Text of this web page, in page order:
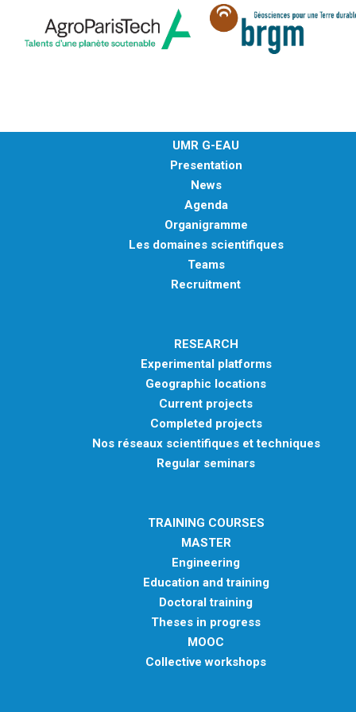
UMR G-EAU
Presentation
News
Agenda
Organigramme
Les domaines scientifiques
Teams
Recruitment
RESEARCH
Experimental platforms
Geographic locations
Current projects
Completed projects
Nos réseaux scientifiques et techniques
Regular seminars
TRAINING COURSES
MASTER
Engineering
Education and training
Doctoral training
Theses in progress
MOOC
Collective workshops